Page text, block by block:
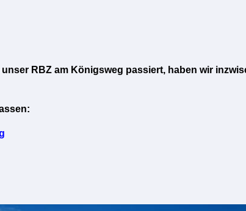
RBZ am Königsweg passiert, haben wir